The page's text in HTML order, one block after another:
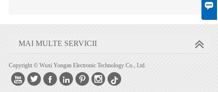

MAI MULTE SERVICII
Copyright © Wuxi Yongan Electronic Technology Co., Ltd.
     